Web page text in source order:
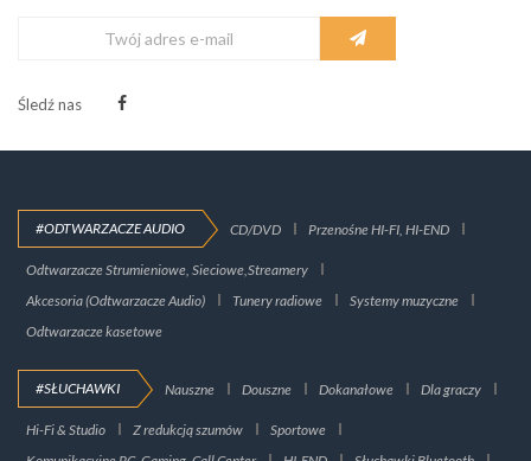
Śledź nas
#ODTWARZACZE AUDIO CD/DVD Przenośne HI-FI, HI-END
Odtwarzacze Strumieniowe, Sieciowe,Streamery
Akcesoria (Odtwarzacze Audio)
Tunery radiowe
Systemy muzyczne
Odtwarzacze kasetowe
#SŁUCHAWKI Nauszne Douszne Dokanałowe Dla graczy
Hi-Fi & Studio Z redukcją szumów
Sportowe